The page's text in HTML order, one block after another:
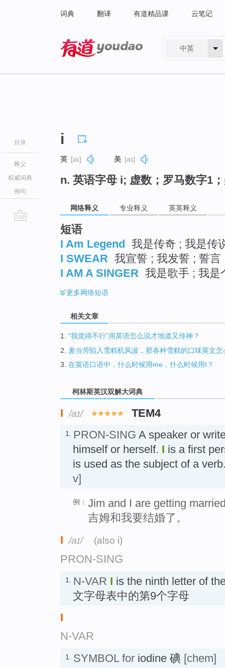
词典 翻译 有道精品课 云笔记
中英
目录
释义
权威词典
例句
i
英 [aɪ] 美 [aɪ]
n. 英语字母 i; 虚数；罗马数字1
网络释义 专业释义 英英释义
短语
I Am Legend 我是传奇 ; 我是传
I SWEAR 我宣誓 ; 我发誓 ; 誓言
I AM A SINGER 我是歌手 ; 我是
更多网络短语
相关文章
1. “我觉得不行”用英语怎么说才地道又传神？
2. 麦当劳陷入雪糕机风波，那各种雪糕的口味英文怎
3. 在英语口语中，什么时候用me，什么时候用I？
柯林斯英汉双解大词典
I /aɪ/ TEM4
1. PRON-SING A speaker or
himself or herself. I is a first
is used as the subject of a
v]
例： Jim and I are getting
吉姆和我要结婚了。
I /aɪ/ (also i)
PRON-SING
1. N-VAR I is the ninth letter of
文字母表中的第9个字母
I
N-VAR
1. SYMBOL for iodine 碘 [chem]